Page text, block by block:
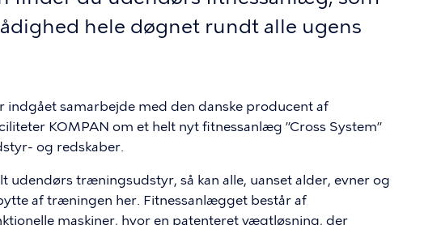
hele døgnet rundt alle ugens
indgået samarbejde med den danske producent af
KOMPAN om et helt nyt fitnessanlæg ”Cross System”
og redskaber.
træningsudstyr, så kan alle, uanset alder, evner og
af træningen her. Fitnessanlægget består af
maskiner, hvor en patenteret vægtløsning, der